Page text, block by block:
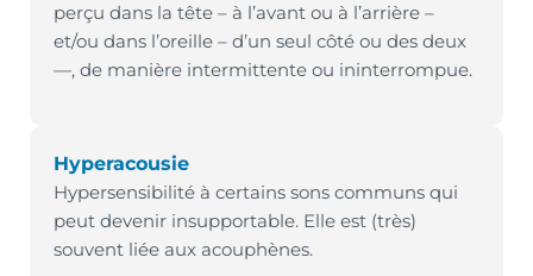
perçu dans la tête – à l’avant ou à l’arrière –
et/ou dans l’oreille – d’un seul côté ou des deux
—, de manière intermittente ou ininterrompue.
Hyperacousie
Hypersensibilité à certains sons communs qui
peut devenir insupportable. Elle est (très)
souvent liée aux acouphènes.